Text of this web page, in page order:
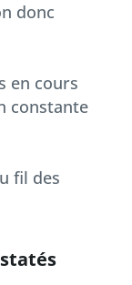
donc
en cours
constante
fil des